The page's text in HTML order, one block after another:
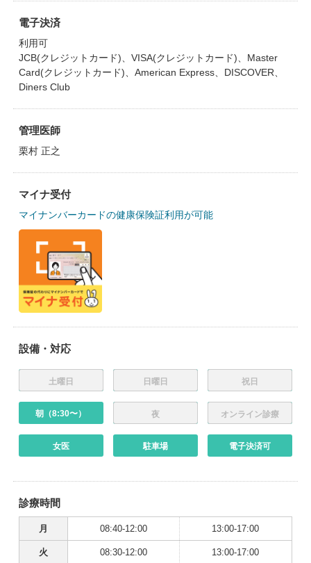
電子決済
利用可
JCB(クレジットカード)、VISA(クレジットカード)、Master
Card(クレジットカード)、American Express、DISCOVER、
Diners Club
管理医師
栗村 正之
マイナ受付
マイナンバーカードの健康保険証利用が可能
設備・対応
土曜日 日曜日 祝日
朝（8:30〜） 夜 オンライン診療
女医 駐車場 電子決済可
診療時間
月 08:40-12:00 13:00-17:00
火 08:30-12:00 13:00-17:00